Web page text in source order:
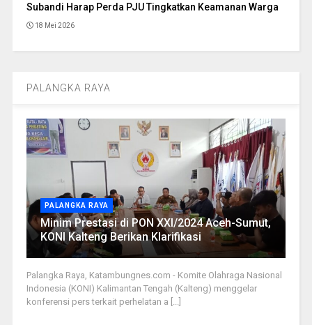
Subandi Harap Perda PJU Tingkatkan Keamanan Warga
18 Mei 2026
PALANGKA RAYA
PALANGKA RAYA
Minim Prestasi di PON XXI/2024 Aceh-Sumut,
KONI Kalteng Berikan Klarifikasi
Palangka Raya, Katambungnes.com - Komite Olahraga Nasional
Indonesia (KONI) Kalimantan Tengah (Kalteng) menggelar
konferensi pers terkait perhelatan a [...]